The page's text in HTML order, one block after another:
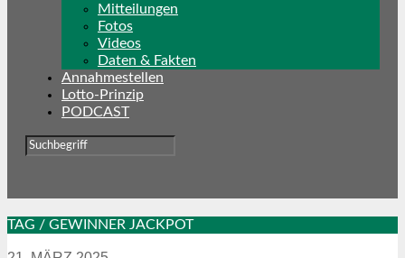
Mitteilungen
Fotos
Videos
Daten & Fakten
Annahmestellen
Lotto-Prinzip
PODCAST
TAG / GEWINNER JACKPOT